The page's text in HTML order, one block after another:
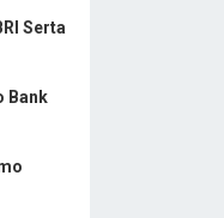
Serta
Bank